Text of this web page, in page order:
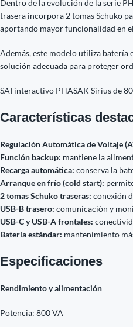
Dentro de la evolución de la serie
trasera incorpora 2 tomas Schuko
aportando mayor funcionalidad en
Además, este modelo utiliza batería
solución adecuada para proteger
SAI interactivo PHASAK Sirius de
Características
Regulación Automática de Voltaje
Función backup: mantiene la
Recarga automática: conserva la
Arranque en frío (cold start):
2 tomas Schuko traseras: conexión
USB-B trasero: comunicación y
USB-C y USB-A frontales:
Batería estándar: mantenimiento
Especificaciones
Rendimiento y alimentación
Potencia: 800 VA